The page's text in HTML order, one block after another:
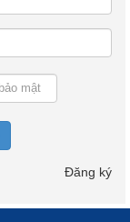
Đăng ký